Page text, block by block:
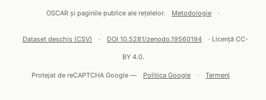
OSCAR și paginile publice ale rețelelor. Metodologie ·
Dataset deschis (CSV) · DOI 10.5281/zenodo.19560194 · Licență CC-
BY 4.0.
Protejat de reCAPTCHA Google — Politica Google · Termeni